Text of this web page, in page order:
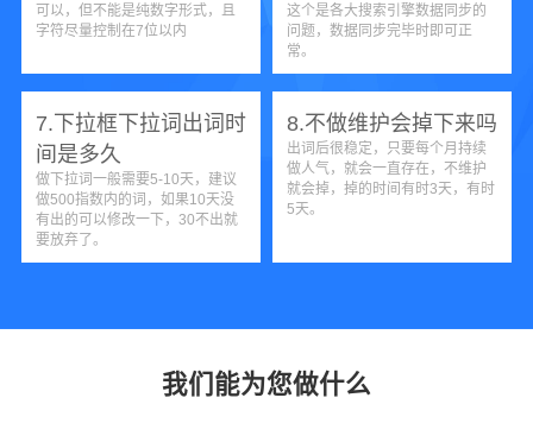
可以，但不能是纯数字形式，且
字符尽量控制在7位以内
这个是各大搜索引擎数据同步的
问题，数据同步完毕时即可正
常。
7.下拉框下拉词出词时
间是多久
做下拉词一般需要5-10天，建议
做500指数内的词，如果10天没
有出的可以修改一下，30不出就
要放弃了。
8.不做维护会掉下来吗
出词后很稳定，只要每个月持续
做人气，就会一直存在，不维护
就会掉，掉的时间有时3天，有时
5天。
我们能为您做什么